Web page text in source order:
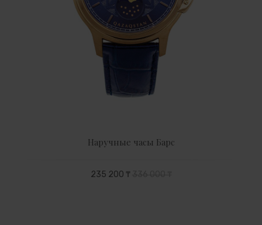
Наручные часы Барс
235 200 ₸